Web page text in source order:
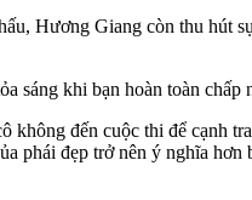
Hương Giang còn thu hút
sáng khi bạn hoàn toàn chấp
không đến cuộc thi để cạnh
phái đẹp trở nên ý nghĩa